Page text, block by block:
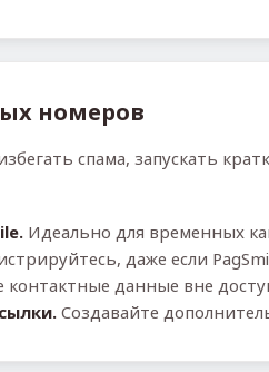
номеров
спама, запускать
Идеально для временных
даже если
данные вне
Создавайте